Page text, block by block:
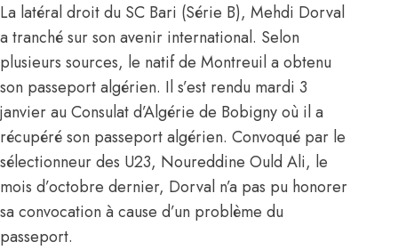
La latéral droit du SC Bari (Série B), Mehdi Dorval
a tranché sur son avenir international. Selon
plusieurs sources, le natif de Montreuil a obtenu
son passeport algérien. Il s’est rendu mardi 3
janvier au Consulat d’Algérie de Bobigny où il a
récupéré son passeport algérien. Convoqué par le
sélectionneur des U23, Noureddine Ould Ali, le
mois d’octobre dernier, Dorval n’a pas pu honorer
sa convocation à cause d’un problème du
passeport.